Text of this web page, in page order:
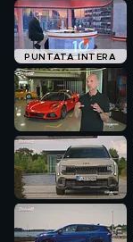
PUNTATA INTERA